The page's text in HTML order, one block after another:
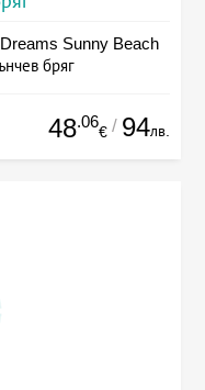
Sunny Beach
бряг
48.06
€ / 94лв.